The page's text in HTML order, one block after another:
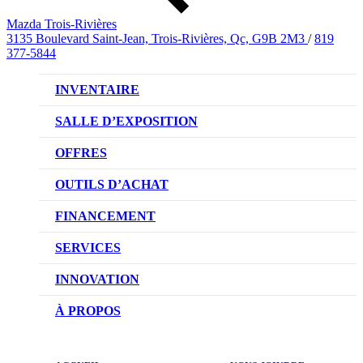
Mazda Trois-Rivières
3135 Boulevard Saint-Jean, Trois-Rivières, Qc, G9B 2M3 / 819
377-5844
INVENTAIRE
VÉHICULES NEUFS
VÉHICULES D’OCCASION
SALLE D’EXPOSITION
OFFRES
OFFRES DU CONCESSIONNAIRE
OUTILS D’ACHAT
CONFIGUREZ VOTRE VÉHICULE
RÉSERVEZ UN ESSAI ROUTIER
DEMANDEZ UN PRIX
FINANCEMENT
NOTRE DIFFÉRENCE
DEMANDE DE CRÉDIT AUTO
SERVICES
NOTRE PROMESSE
PRENDRE UN RENDEZ-VOUS
INNOVATION
TECHNOLOGIE SKYACTIV
À PROPOS